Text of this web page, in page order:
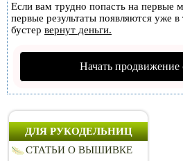
Если вам трудно попасть на первые
первые результаты появляются уже
бустер вернут деньги.
Начать продвижение
ДЛЯ РУКОДЕЛЬНИЦ
СТАТЬИ О ВЫШИВКЕ